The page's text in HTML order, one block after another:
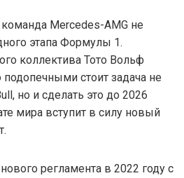
Mercedes-AMG не
этапа Формулы 1.
коллектива Тото Вольф
подопечными стоит задача не
но и сделать это до 2026
мира вступит в силу новый
регламента в 2022 году с